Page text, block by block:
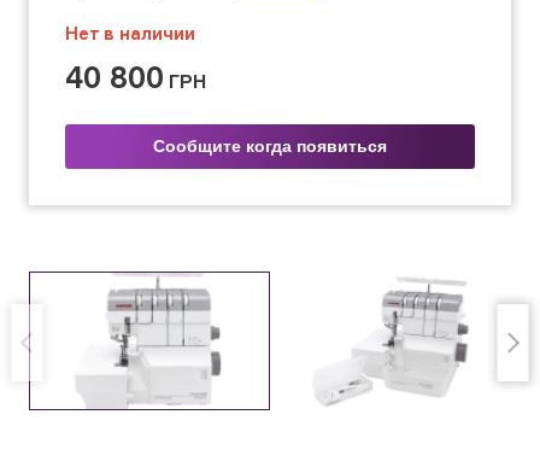
Нет в наличии
40 800 ГРН
Сообщите когда появиться